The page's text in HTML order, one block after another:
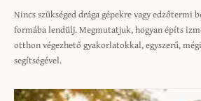
Nincs szükséged drága gépekre vagy edzőtermi
formába lendülj. Megmutatjuk, hogyan építs
otthon végezhető gyakorlatokkal, egyszerű,
segítségével.